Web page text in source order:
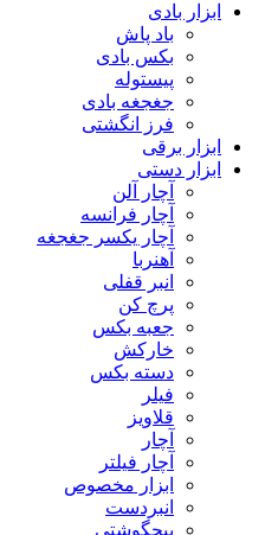
ابزار بادی
باد پاش
بکس بادی
پیستوله
جغجغه بادی
فرز انگشتی
ابزار برقی
ابزار دستی
آچار آلن
آچار فرانسه
آچار یکسر جغجغه
آهنربا
انبر قفلی
پرچ کن
جعبه بکس
خارکش
دسته بکس
فیلر
قلاویز
آچار
آچار فیلتر
ابزار مخصوص
انبردست
پیچگوشتی